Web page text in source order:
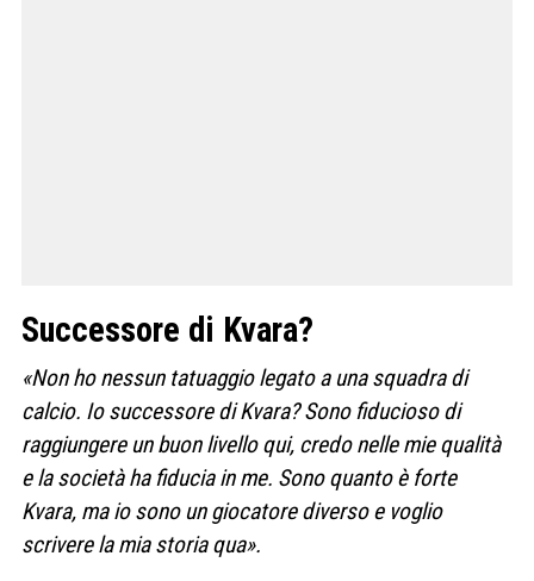
Successore di Kvara?
«Non ho nessun tatuaggio legato a una squadra di
calcio. Io successore di Kvara? Sono fiducioso di
raggiungere un buon livello qui, credo nelle mie qualità
e la società ha fiducia in me. Sono quanto è forte
Kvara, ma io sono un giocatore diverso e voglio
scrivere la mia storia qua».